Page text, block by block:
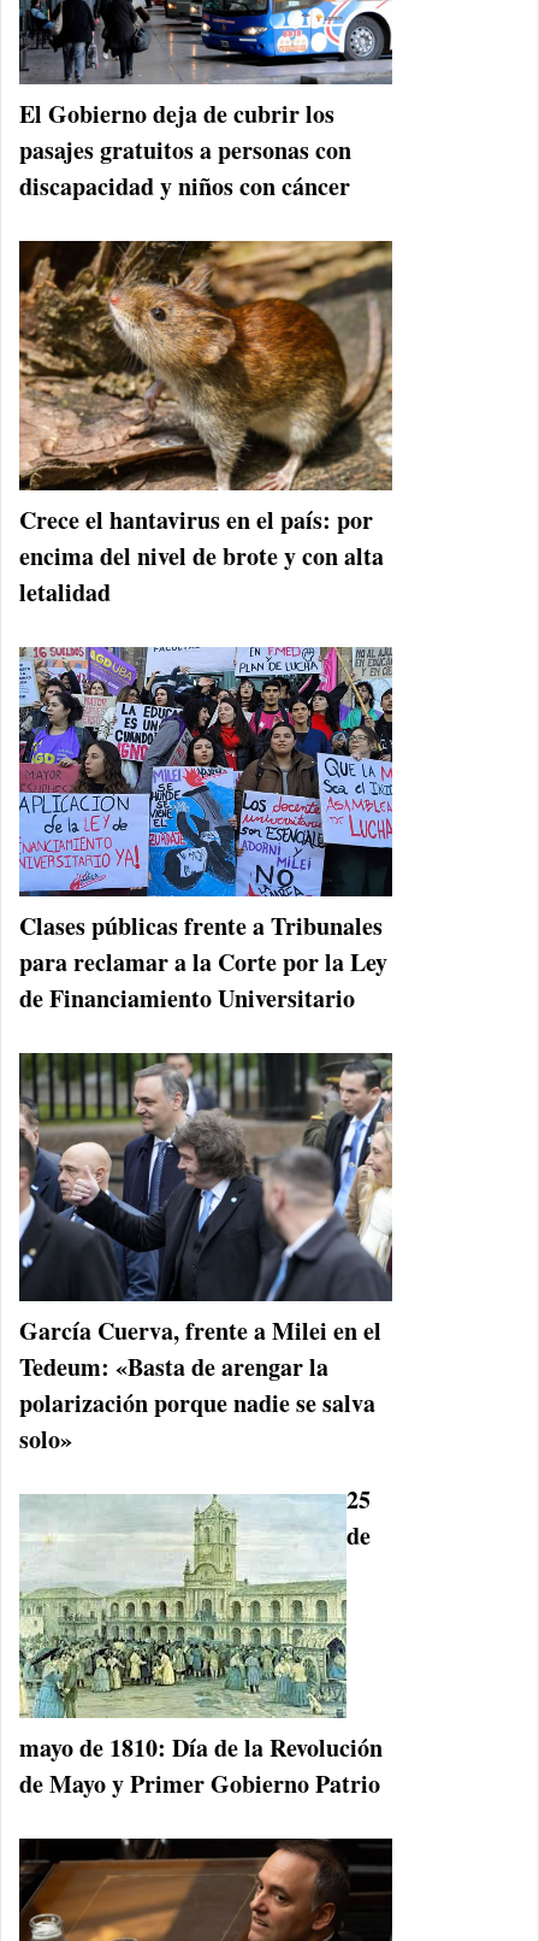
El Gobierno deja de cubrir los
pasajes gratuitos a personas con
discapacidad y niños con cáncer
Crece el hantavirus en el país: por
encima del nivel de brote y con alta
letalidad
Clases públicas frente a Tribunales
para reclamar a la Corte por la Ley
de Financiamiento Universitario
García Cuerva, frente a Milei en el
Tedeum: «Basta de arengar la
polarización porque nadie se salva
solo»
25
de
mayo de 1810: Día de la Revolución
de Mayo y Primer Gobierno Patrio